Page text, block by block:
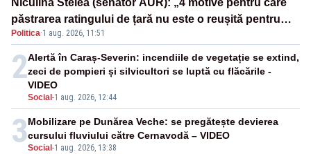
Niculina Stelea (senator AUR): „4 motive pentru care
păstrarea ratingului de țară nu este o reușită pentru
Guvernul Bolojan”
Politica·1 aug. 2026, 11:51
2
Social -1 aug. 2026, 12:44
Alertă în Caraș-Severin: incendiile de vegetație se extind,
zeci de pompieri și silvicultori se luptă cu flăcările -
VIDEO
3Social -1 aug. 2026, 13:38
Mobilizare pe Dunărea Veche: se pregătește devierea
cursului fluviului către Cernavodă – VIDEO